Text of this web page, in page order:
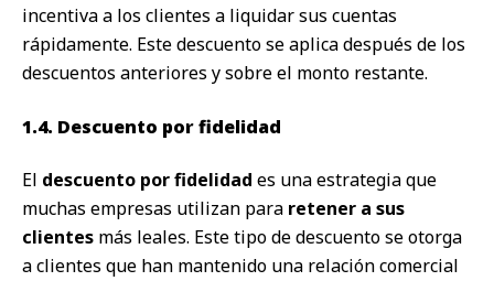
incentiva a los clientes a liquidar sus cuentas
rápidamente. Este descuento se aplica después de los
descuentos anteriores y sobre el monto restante.
1.4. Descuento por fidelidad
El descuento por fidelidad es una estrategia que
muchas empresas utilizan para retener a sus
clientes más leales. Este tipo de descuento se otorga
a clientes que han mantenido una relación comercial